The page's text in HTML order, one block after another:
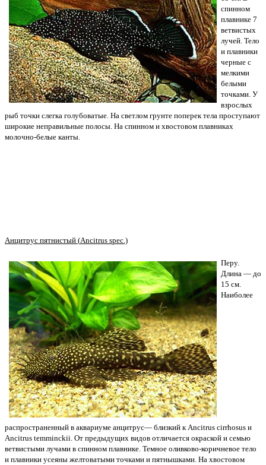
спинном
плавни­ке 7
ветвистых
лучей. Тело
и плавники
черные с
мелкими
белыми
точками. У
взрослых
рыб точки слегка голубоватые. На светлом грунте поперек те­ла проступают
широкие не­правильные полосы. На спин­ном и хвостовом плавниках
молочно-белые канты.
Анцитрус пятнистый (Ancitrus spec.)
Перу.
Длина — до
15 см.
Наиболее
распространенный в аквариуме анцитрус— близкий кAncitrus cirrhosus и
Ancitrus temminckii. От предыдущих видов от­личается окраской и семью
ветвистыми лучами в спинном плавнике. Темное оливково-коричневое тело
и плавники усеяны желтоватыми точками и пятнышками. На хвостовом